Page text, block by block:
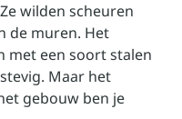
wilden scheuren
de muren. Het
met een soort stalen
Maar het
gebouw ben je